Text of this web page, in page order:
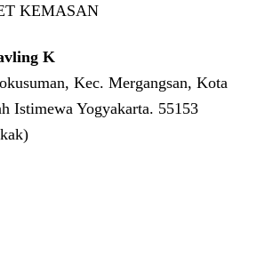
KEMASAN
K
Kec. Mergangsan, Kota
Istimewa Yogyakarta. 55153